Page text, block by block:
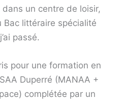
dans un centre de loisir,
Bac littéraire spécialité
passé.
pour une formation en
Duperré (MANAA +
complétée par un